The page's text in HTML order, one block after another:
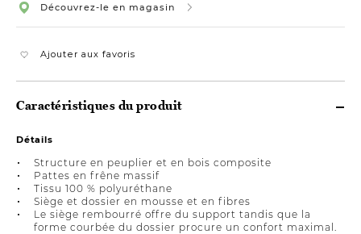
Découvrez-le en magasin
Ajouter aux favoris
Caractéristiques du produit
Détails
Structure en peuplier et en bois composite
Pattes en frêne massif
Tissu 100 % polyuréthane
Siège et dossier en mousse et en fibres
Le siège rembourré offre du support tandis que la
forme courbée du dossier procure un confort maximal.